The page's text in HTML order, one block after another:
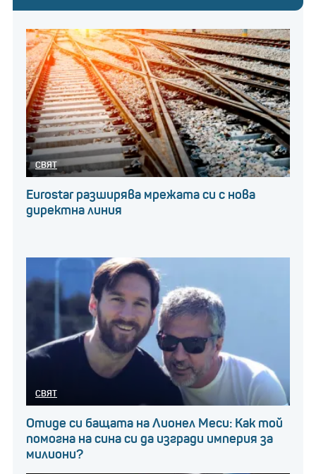
СВЯТ
Eurostar разширява мрежата си с нова
директна линия
СВЯТ
Отиде си бащата на Лионел Меси: Как той
помогна на сина си да изгради империя за
милиони?